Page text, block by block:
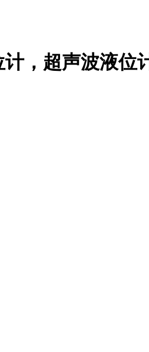
，超声波液位